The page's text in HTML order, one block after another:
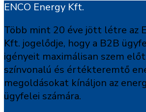
ENCO Energy Kft.
Több mint 20 éve jött létre az
Kft. jogelődje, hogy a B2B
igényeit maximálisan szem
színvonalú és értékteremtő
megoldásokat kínáljon az
ügyfelei számára.